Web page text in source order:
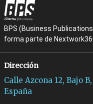
BPS (Business
forma parte de
Dirección
Calle Azcona 12, Bajo
España